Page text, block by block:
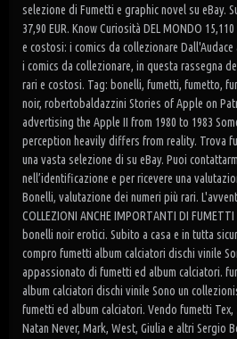
selezione di Fumetti e graphic novel su eBay.
37,90 EUR. Know Curiosità DEL MONDO
e costosi: i comics da collezionare
i comics da collezionare, in questa rassegna
rari e costosi. Tag: bonelli, fumetti, fumetto,
noir, robertobaldazzini Stories of Apple on
advertising the Apple II from 1980 to 1983
perception heavily differs from reality. Trova
una vasta selezione di su eBay. Puoi
nell’identificazione e per ricevere una
Bonelli, valutazione dei numeri più rari.
COLLEZIONI ANCHE IMPORTANTI DI
bonelli noir erotici. Subito a casa e in tutta
compro fumetti album calciatori dischi vinile
appassionato di fumetti ed album calciatori.
album calciatori dischi vinile Sono un
fumetti ed album calciatori. Vendo fumetti
Natan Never, Mark, West, Giulia e altri Sergio